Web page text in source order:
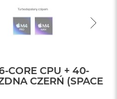
CORE CPU + 40-
CZERŃ (SPACE